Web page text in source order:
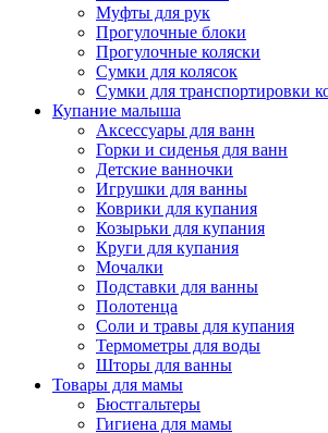
Муфты для рук
Прогулочные блоки
Прогулочные коляски
Сумки для колясок
Сумки для транспортировки
Купание малыша
Аксессуары для ванн
Горки и сиденья для ванн
Детские ванночки
Игрушки для ванны
Коврики для купания
Козырьки для купания
Круги для купания
Мочалки
Подставки для ванны
Полотенца
Соли и травы для купания
Термометры для воды
Шторы для ванны
Товары для мамы
Бюстгальтеры
Гигиена для мамы